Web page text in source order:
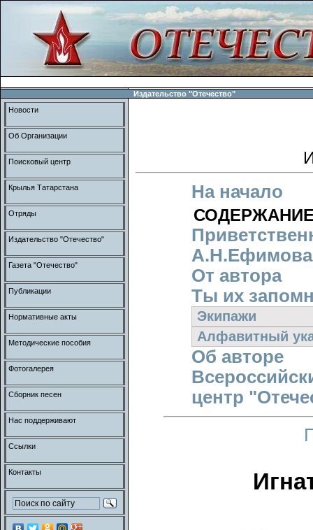
Издательство "Отечество"
На начало
А.Н.Ефимова
От автора
Ты их
Экипажи
Алфавитный
Об авторе
центр
Новости
Об Организации
Поисковый центр
Крылья Татарстана
Отряды
Издательство "Отечество"
Газета "Отечество"
Публикации
Нормативные акты
Методические пособия
Фотогалерея
Сборник песен
Нас поддерживают
Ссылки
Контакты